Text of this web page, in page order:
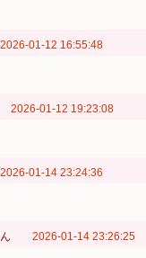
01-12 16:55:48
2026-01-12 19:23:08
01-14 23:24:36
ん 2026-01-14 23:26:25